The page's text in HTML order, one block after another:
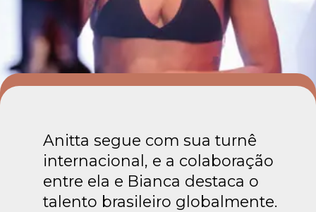
Anitta segue com sua turnê
internacional, e a colaboração
entre ela e Bianca destaca o
talento brasileiro globalmente.